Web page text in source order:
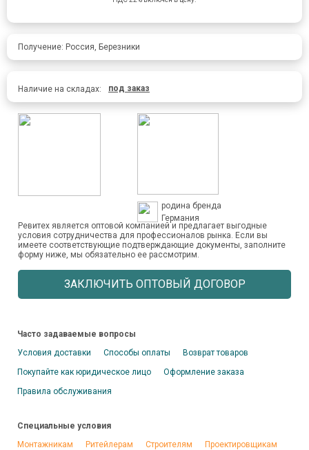
Получение: Россия, Березники
Наличие на складах: под заказ
родина бренда
Германия
Ревитех является оптовой компанией и предлагает выгодные
условия сотрудничества для профессионалов рынка. Если вы
имеете соответствующие подтверждающие документы, заполните
форму ниже, мы обязательно ее рассмотрим.
ЗАКЛЮЧИТЬ ОПТОВЫЙ ДОГОВОР
Часто задаваемые вопросы
Условия доставки
Способы оплаты
Возврат товаров
Покупайте как юридическое лицо
Оформление заказа
Правила обслуживания
Специальные условия
Монтажникам
Ритейлерам Строителям Проектировщикам